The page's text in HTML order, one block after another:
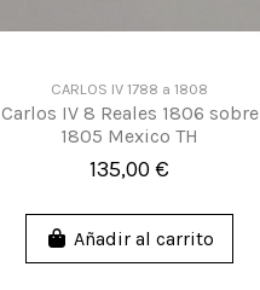
CARLOS IV 1788 a 1808
Carlos IV 8 Reales 1806 sobre
1805 Mexico TH
135,00 €
Añadir al carrito